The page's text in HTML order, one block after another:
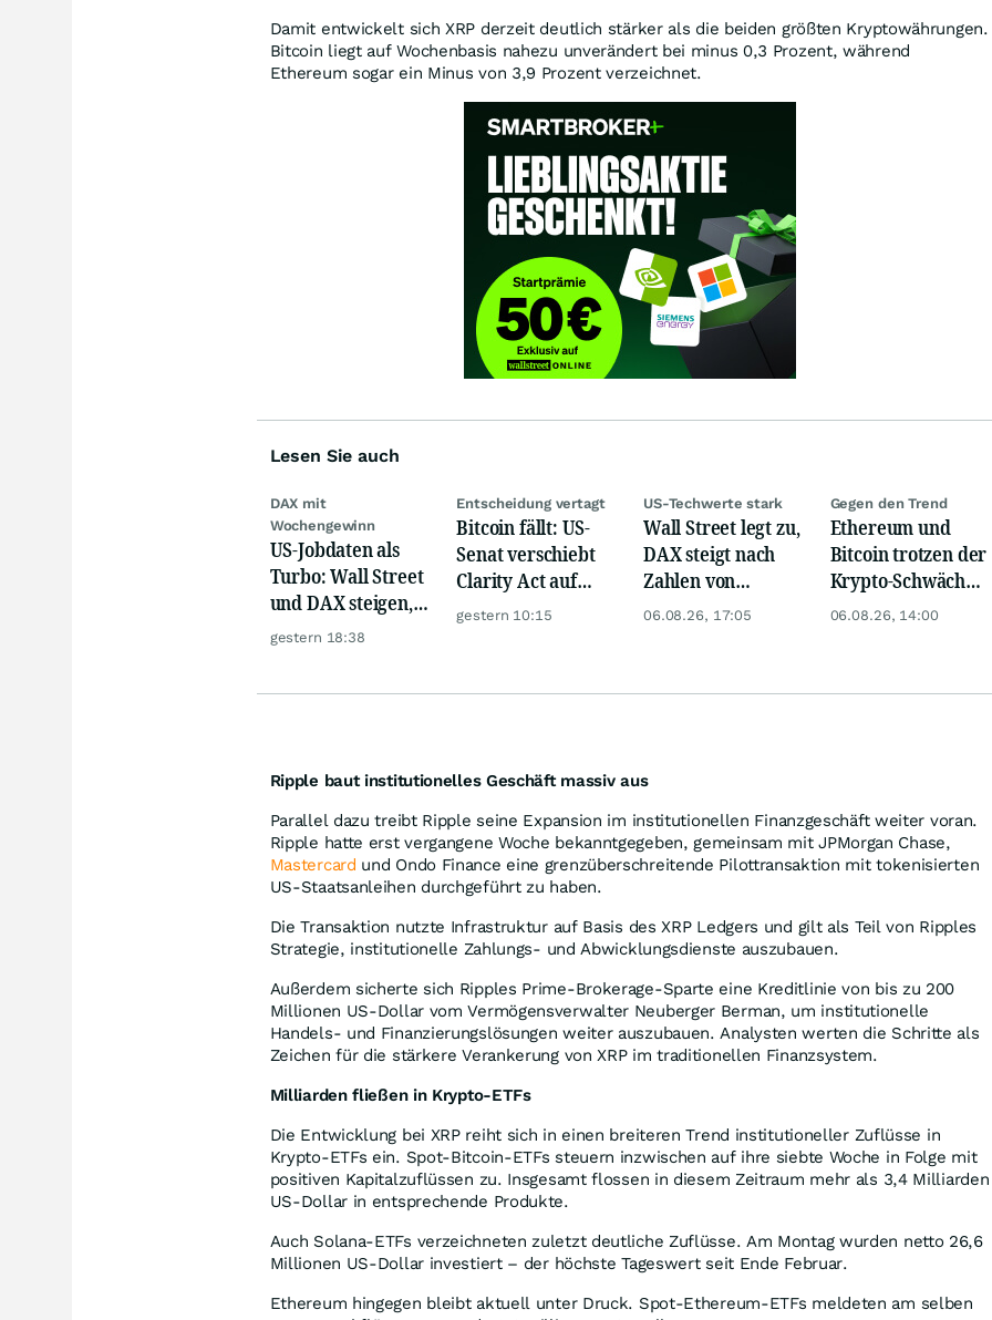
Damit entwickelt sich XRP derzeit deutlich stärker als die beiden größten Kryptowährungen.
Bitcoin liegt auf Wochenbasis nahezu unverändert bei minus 0,3 Prozent, während
Ethereum sogar ein Minus von 3,9 Prozent verzeichnet.
Lesen Sie auch
DAX mit
Wochengewinn
US-Jobdaten als
Turbo: Wall Street
und DAX steigen,
Gold glänzt
gestern 18:38
Entscheidung vertagt
Bitcoin fällt: US-
Senat verschiebt
Clarity Act auf
September
gestern 10:15
US-Techwerte stark
Wall Street legt zu,
DAX steigt nach
Zahlen von
Telekom, Henkel
06.08.26, 17:05
Gegen den Trend
Ethereum und
Bitcoin trotzen der
Krypto-Schwäche
dank ETF-
06.08.26, 14:00
Ripple baut institutionelles Geschäft massiv aus
Parallel dazu treibt Ripple seine Expansion im institutionellen Finanzgeschäft weiter voran.
Ripple hatte erst vergangene Woche bekanntgegeben, gemeinsam mit JPMorgan Chase,
Mastercard und Ondo Finance eine grenzüberschreitende Pilottransaktion mit tokenisierten
US-Staatsanleihen durchgeführt zu haben.
Die Transaktion nutzte Infrastruktur auf Basis des XRP Ledgers und gilt als Teil von Ripples
Strategie, institutionelle Zahlungs- und Abwicklungsdienste auszubauen.
Außerdem sicherte sich Ripples Prime-Brokerage-Sparte eine Kreditlinie von bis zu 200
Millionen US-Dollar vom Vermögensverwalter Neuberger Berman, um institutionelle
Handels- und Finanzierungslösungen weiter auszubauen. Analysten werten die Schritte als
Zeichen für die stärkere Verankerung von XRP im traditionellen Finanzsystem.
Milliarden fließen in Krypto-ETFs
Die Entwicklung bei XRP reiht sich in einen breiteren Trend institutioneller Zuflüsse in
Krypto-ETFs ein. Spot-Bitcoin-ETFs steuern inzwischen auf ihre siebte Woche in Folge mit
positiven Kapitalzuflüssen zu. Insgesamt flossen in diesem Zeitraum mehr als 3,4 Milliarden
US-Dollar in entsprechende Produkte.
Auch Solana-ETFs verzeichneten zuletzt deutliche Zuflüsse. Am Montag wurden netto 26,6
Millionen US-Dollar investiert – der höchste Tageswert seit Ende Februar.
Ethereum hingegen bleibt aktuell unter Druck. Spot-Ethereum-ETFs meldeten am selben